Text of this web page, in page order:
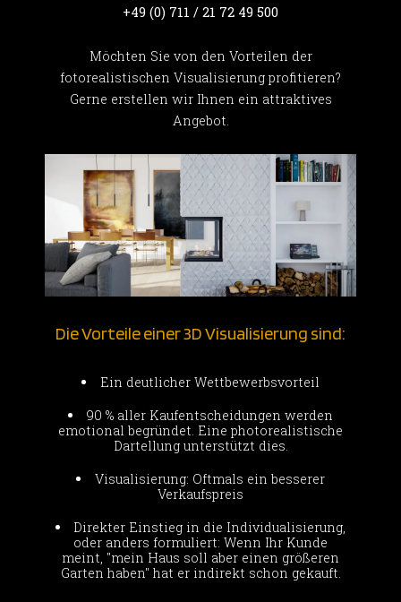
+49 (0) 711 / 21 72 49 500
Möchten Sie von den Vorteilen der
fotorealistischen Visualisierung profitieren?
Gerne erstellen wir Ihnen ein attraktives
Angebot.
Die Vorteile einer 3D Visualisierung sind:
Ein deutlicher Wettbewerbsvorteil
90 % aller Kaufentscheidungen werden
emotional begründet. Eine photorealistische
Dartellung unterstützt dies.
Visualisierung: Oftmals ein besserer
Verkaufspreis
Direkter Einstieg in die Individualisierung,
oder anders formuliert: Wenn Ihr Kunde
meint, "mein Haus soll aber einen größeren
Garten haben" hat er indirekt schon gekauft.